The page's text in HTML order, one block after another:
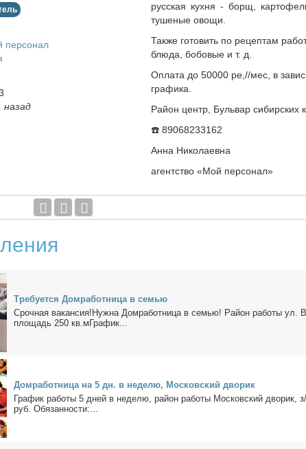
русская кухня - борщ,
тушеные овощи.
Также готовить по рецептам
блюда, бобовые и т. д.
Оплата до 50000 рe,//мес, в
графика.
Район центр, Бульвар сибирских
☎️ 89068233162
Анна Николаевна
агентство «Мой персонал»
персонал
назад
Тре­бу­ет­ся Дом­ра­бот­ни­ца в се­мью
Сроч­ная ва­кан­сия!Нуж­на Дом­ра­бот­ни­ца в се­мью! Рай­он ра­бо­ты ул.
пло­щадь 250 кв.мГрафик...
Дом­ра­бот­ни­ца на 5 дн. в неде­лю, Мос­ков­ский дво­рик
Гра­фик ра­бо­ты 5 дней в неде­лю, рай­он ра­бо­ты Мос­ков­ский дво­рик,
руб. Обя­зан­но­сти:...